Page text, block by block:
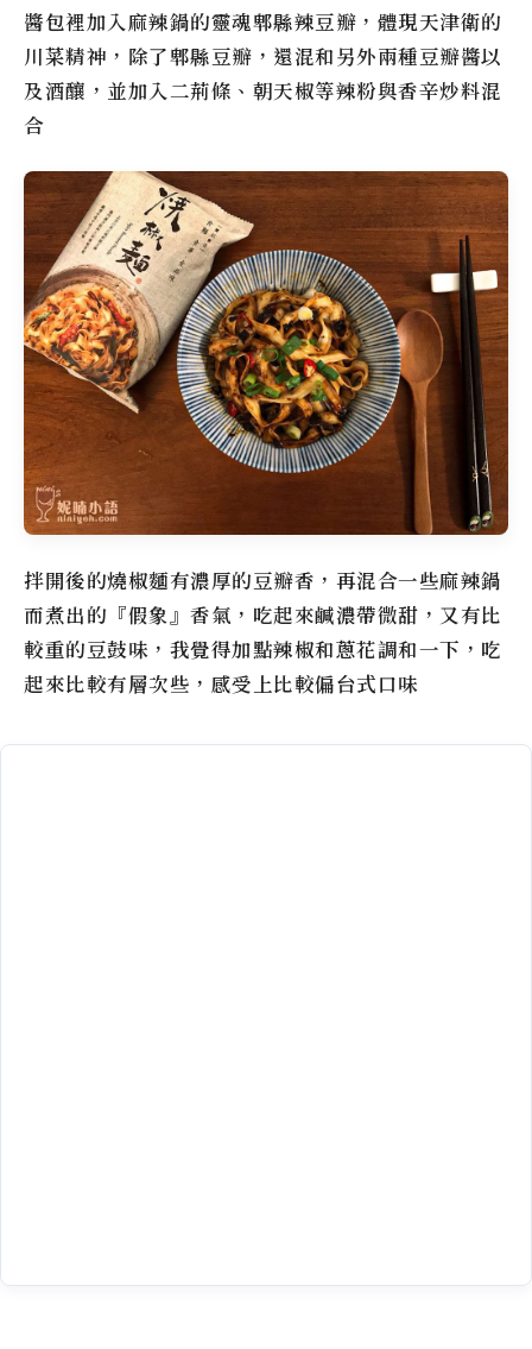
醬包裡加入麻辣鍋的靈魂郫縣辣豆瓣，體現天津衛的
川菜精神，除了郫縣豆瓣，還混和另外兩種豆瓣醬以
及酒釀，並加入二荊條、朝天椒等辣粉與香辛炒料混
合
拌開後的燒椒麵有濃厚的豆瓣香，再混合一些麻辣鍋
而煮出的『假象』香氣，吃起來鹹濃帶微甜，又有比
較重的豆鼓味，我覺得加點辣椒和蔥花調和一下，吃
起來比較有層次些，感受上比較偏台式口味